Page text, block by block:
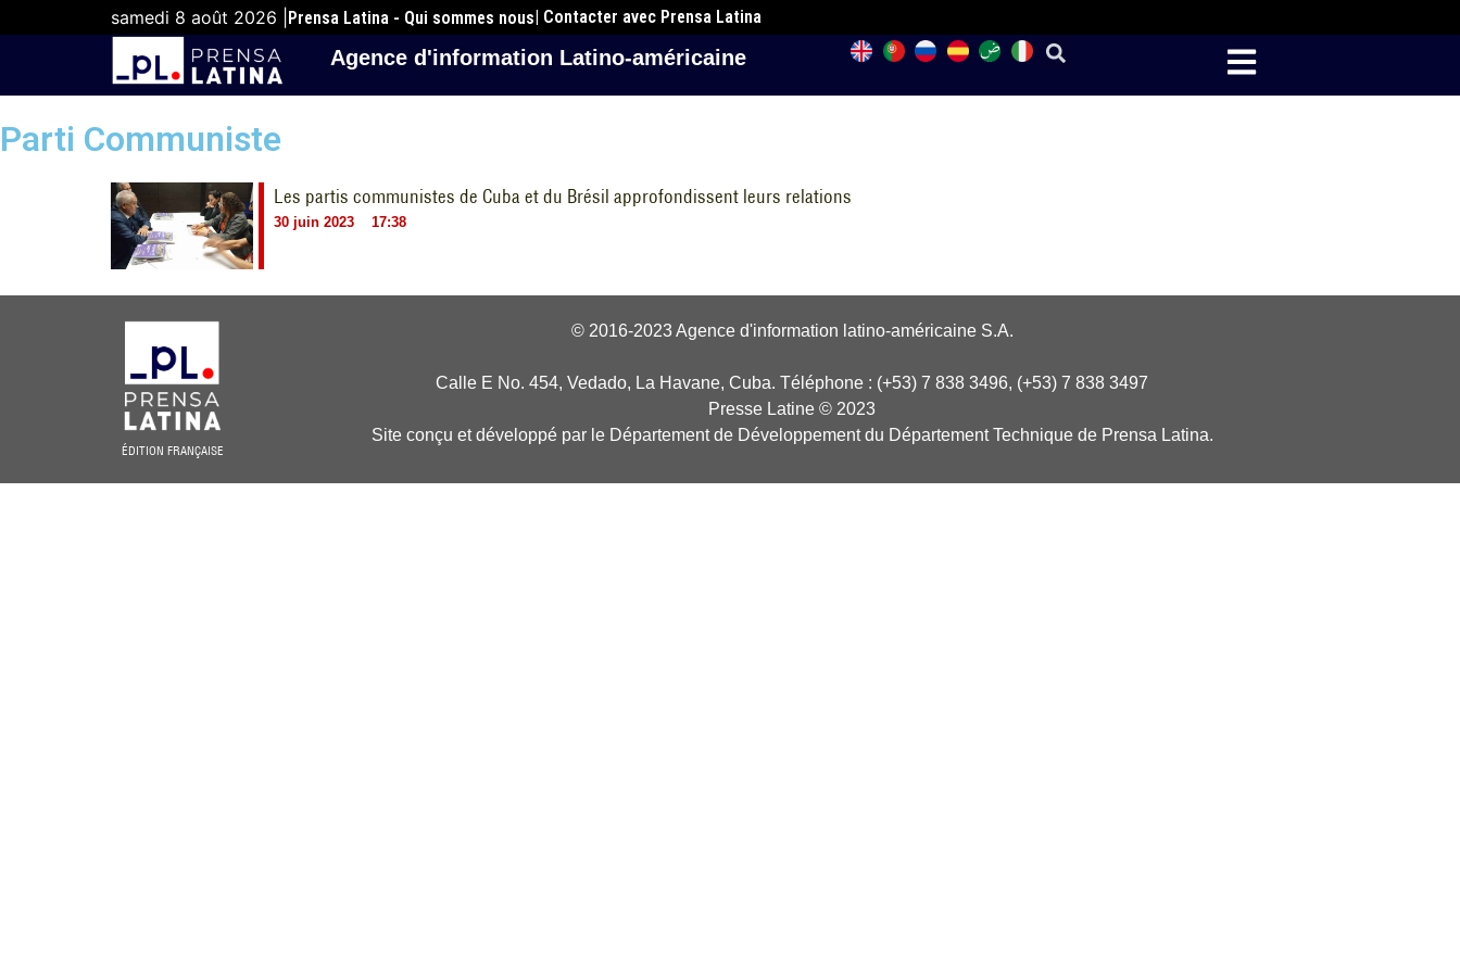
samedi 8 août 2026 | Prensa Latina - Qui sommes nous| Contacter avec Prensa Latina
Agence d'information Latino-américaine
Parti Communiste
Les partis communistes de Cuba et du Brésil approfondissent leurs relations
30 juin 2023 17:38
ÉDITION FRANÇAISE
© 2016-2023 Agence d'information latino-américaine S.A.
Calle E No. 454, Vedado, La Havane, Cuba. Téléphone : (+53) 7 838 3496, (+53) 7 838 3497
Presse Latine © 2023
Site conçu et développé par le Département de Développement du Département Technique de Prensa Latina.